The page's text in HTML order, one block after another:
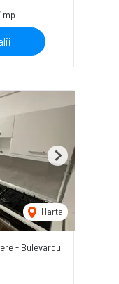
mp
Harta
Next
- Bulevardul